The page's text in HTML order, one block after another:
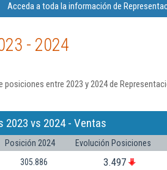
Acceda a toda la información de
- 2024
entre 2023 y 2024 de
vs 2024 - Ventas
Posición 2024
Evolución Posiciones
305.886
3.497